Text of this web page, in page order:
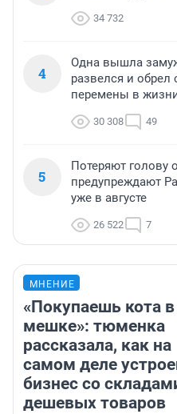
34 732
4
Одна вышла
развелся и
перемены в
30 308 49
5
Потеряют голову
предупреждают
уже в августе
26 522 7
МНЕНИЕ
«Покупаешь кота в
мешке»: тюменка
рассказала, как на
самом деле
бизнес со
дешевых товаров